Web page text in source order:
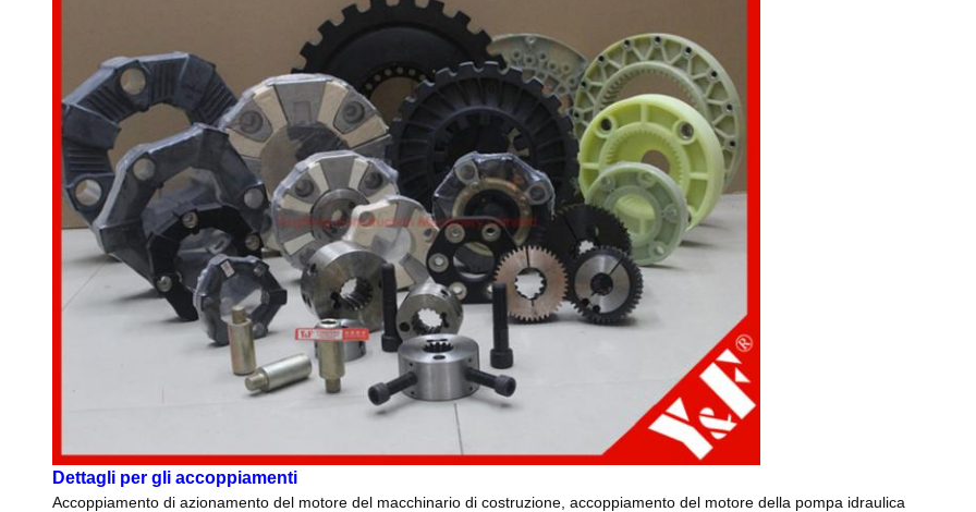
Dettagli per gli accoppiamenti
Accoppiamento di azionamento del motore del macchinario di costruzione, accoppiamento del motore della pompa idraulica